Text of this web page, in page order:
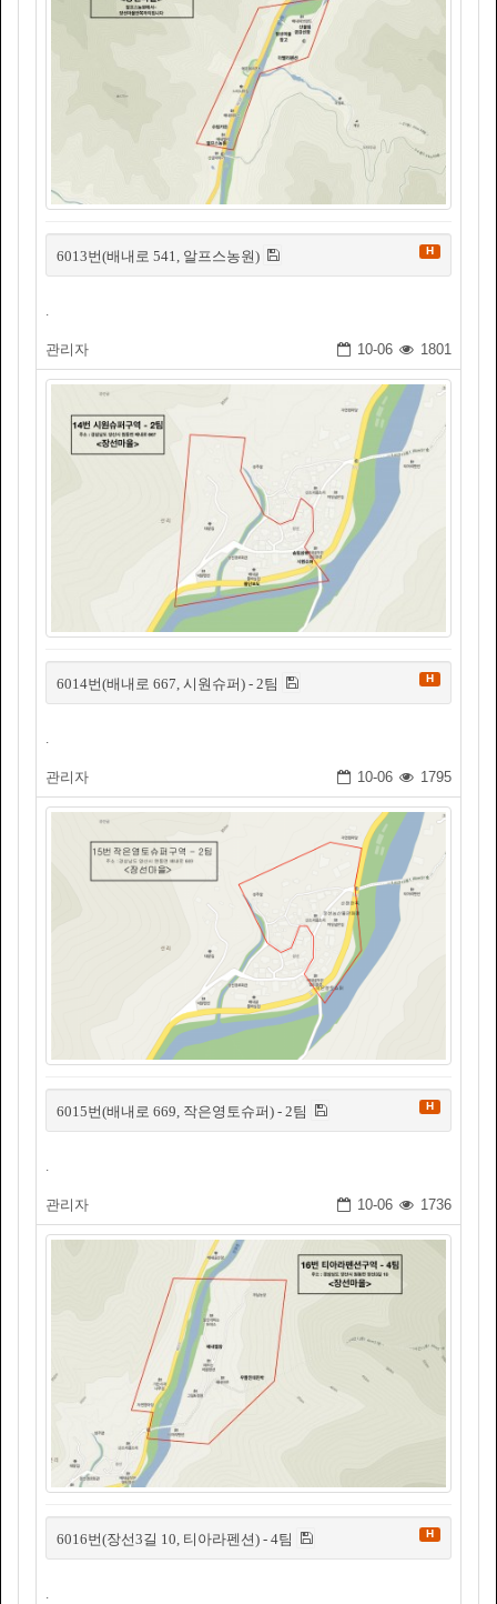
6013번(배내로 541, 알프스농원) H
.
관리자 10-06 1801
6014번(배내로 667, 시원슈퍼) - 2팀 H
.
관리자 10-06 1795
6015번(배내로 669, 작은영토슈퍼) - 2팀 H
.
관리자 10-06 1736
6016번(장선3길 10, 티아라펜션) - 4팀 H
.